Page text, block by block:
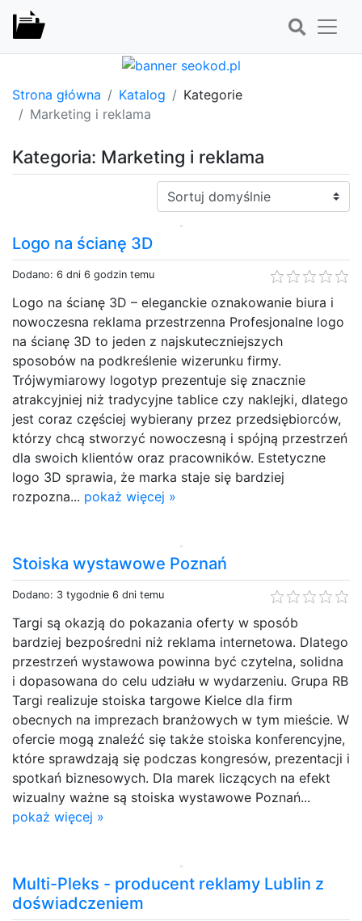
Strona główna Katalog
Kategorie
Marketing i reklama
Kategoria: Marketing i reklama
Sortuj:
Logo na ścianę 3D
Dodano: 6 dni 6 godzin temu
Logo na ścianę 3D – eleganckie oznakowanie biura i
nowoczesna reklama przestrzenna Profesjonalne logo
na ścianę 3D to jeden z najskuteczniejszych
sposobów na podkreślenie wizerunku firmy.
Trójwymiarowy logotyp prezentuje się znacznie
atrakcyjniej niż tradycyjne tablice czy naklejki, dlatego
jest coraz częściej wybierany przez przedsiębiorców,
którzy chcą stworzyć nowoczesną i spójną przestrzeń
dla swoich klientów oraz pracowników. Estetyczne
logo 3D sprawia, że marka staje się bardziej
rozpozna... pokaż więcej »
Stoiska wystawowe Poznań
Dodano: 3 tygodnie 6 dni temu
Targi są okazją do pokazania oferty w sposób
bardziej bezpośredni niż reklama internetowa. Dlatego
przestrzeń wystawowa powinna być czytelna, solidna
i dopasowana do celu udziału w wydarzeniu. Grupa RB
Targi realizuje stoiska targowe Kielce dla firm
obecnych na imprezach branżowych w tym mieście. W
ofercie mogą znaleźć się także stoiska konferencyjne,
które sprawdzają się podczas kongresów, prezentacji i
spotkań biznesowych. Dla marek liczących na efekt
wizualny ważne są stoiska wystawowe Poznań...
pokaż więcej »
Multi-Pleks - producent reklamy Lublin z
doświadczeniem